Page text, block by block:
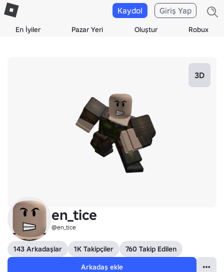
En İyiler Pazar Yeri Oluştur Robux
Kaydol Giriş Yap
3D
en_tice
@en_tice
143 Arkadaşlar 1K Takipçiler
760 Takip Edilen
Arkadaş ekle